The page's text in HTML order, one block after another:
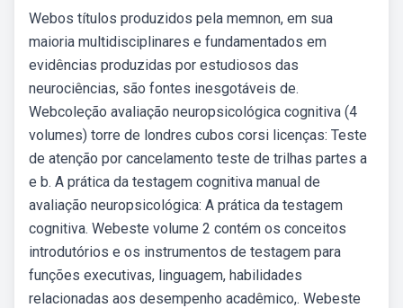
Webos títulos produzidos pela memnon, em sua
maioria multidisciplinares e fundamentados em
evidências produzidas por estudiosos das
neurociências, são fontes inesgotáveis de.
Webcoleção avaliação neuropsicológica cognitiva (4
volumes) torre de londres cubos corsi licenças: Teste
de atenção por cancelamento teste de trilhas partes a
e b. A prática da testagem cognitiva manual de
avaliação neuropsicológica: A prática da testagem
cognitiva. Webeste volume 2 contém os conceitos
introdutórios e os instrumentos de testagem para
funções executivas, linguagem, habilidades
relacionadas aos desempenho acadêmico,. Webeste